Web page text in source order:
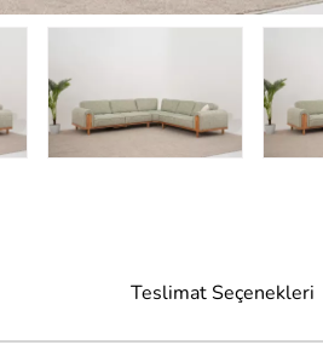
Teslimat Seçenekleri